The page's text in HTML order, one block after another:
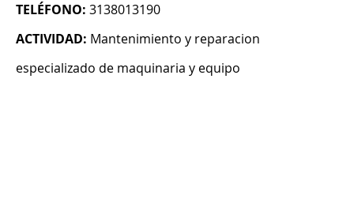
TELÉFONO: 3138013190
ACTIVIDAD: Mantenimiento y reparacion
especializado de maquinaria y equipo